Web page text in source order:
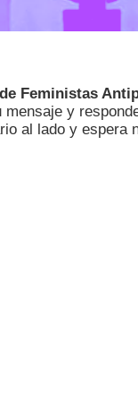
Feministas
y
al lado y espera